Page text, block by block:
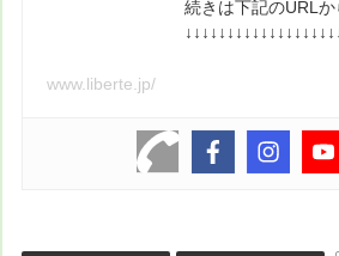
続きは下記のURLか
www.liberte.jp/